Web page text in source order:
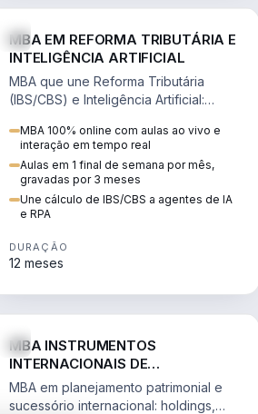
MBA EM REFORMA TRIBUTÁRIA E
INTELIGÊNCIA ARTIFICIAL
MBA que une Reforma Tributária
(IBS/CBS) e Inteligência Artificial:
RPA e automação da rotina fiscal.
MBA 100% online com aulas ao vivo e
interação em tempo real
Aulas em 1 final de semana por mês,
gravadas por 3 meses
Une cálculo de IBS/CBS a agentes de IA
e RPA
DURAÇÃO
12 meses
MBA INSTRUMENTOS
INTERNACIONAIS DE
PLANEJAMENTO PATRIMONIAL &
SUCESSÓRIO
MBA em planejamento patrimonial e
sucessório internacional: holdings,